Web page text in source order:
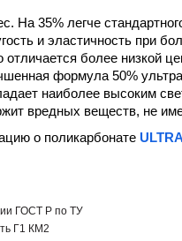
На 35% легче
и эластичность при
отличается более низкой
формула 50%
наиболее высоким
вредных веществ, не
о поликарбонате
ГОСТ Р по ТУ
Г1 КМ2